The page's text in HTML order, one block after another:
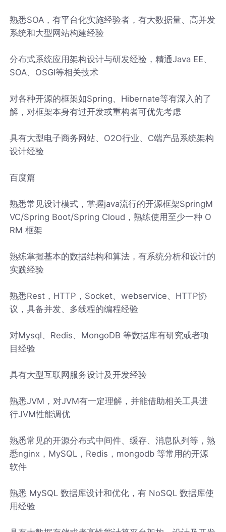
熟悉SOA，有平台化实施经验者，有大数据量、高并发
系统和大型网站构建经验
分布式系统应用架构设计与研发经验，精通Java EE、
SOA、OSGI等相关技术
对各种开源的框架如Spring、Hibernate等有深入的了
解，对框架本身有过开发或重构者可优先考虑
具有大型电子商务网站、O2O行业、C端产品系统架构
设计经验
百度篇
熟悉常见设计模式，掌握java流行的开源框架SpringM
VC/Spring Boot/Spring Cloud，熟练使用至少一种 O
RM 框架
熟练掌握基本的数据结构和算法，有系统分析和设计的
实践经验
熟悉Rest，HTTP，Socket、webservice、HTTP协
议，具备并发、多线程的编程经验
对Mysql、Redis、MongoDB 等数据库有研究或者项
目经验
具有大型互联网服务设计及开发经验
熟悉JVM，对JVM有一定理解，并能借助相关工具进
行JVM性能调优
熟悉常见的开源分布式中间件、缓存、消息队列等，熟
悉nginx，MySQL，Redis，mongodb 等常用的开源
软件
熟悉 MySQL 数据库设计和优化，有 NoSQL 数据库使
用经验